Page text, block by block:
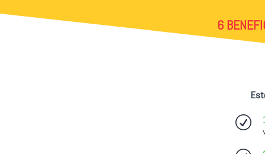
6
R